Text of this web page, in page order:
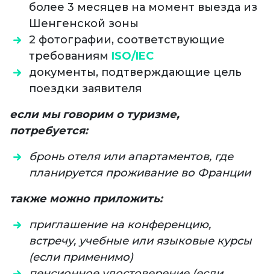
более 3 месяцев на момент выезда из
Шенгенской зоны
2 фотографии, соответствующие
требованиям ISO/IEC
документы, подтверждающие цель
поездки заявителя
если мы говорим о туризме,
потребуется:
бронь отеля или апартаментов, где
планируется проживание во Франции
также можно приложить:
приглашение на конференцию,
встречу, учебные или языковые курсы
(если применимо)